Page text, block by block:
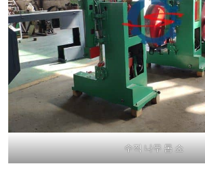
수직 나무 톱 쇼